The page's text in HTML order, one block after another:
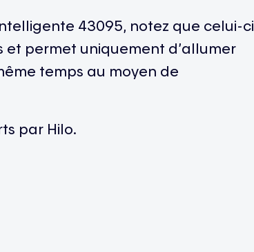
43095, notez que celui-ci
permet uniquement d’allumer
temps au moyen de
par Hilo.